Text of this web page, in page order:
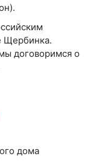
Щербинка.
договоримся о